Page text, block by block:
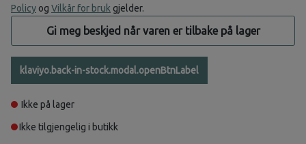
Policy og Vilkår for bruk gjelder.
Gi meg beskjed når varen er tilbake på lager
klaviyo.back-in-stock.modal.openBtnLabel
Ikke på lager
Ikke tilgjengelig i butikk